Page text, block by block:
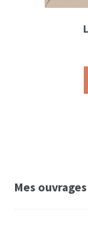
Mes ouvrages